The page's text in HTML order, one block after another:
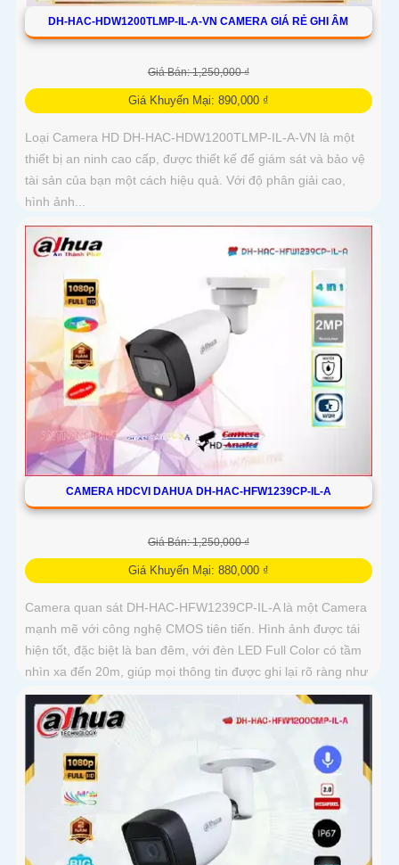
DH-HAC-HDW1200TLMP-IL-A-VN CAMERA GIÁ RẺ GHI ÂM
Giá Bán: 1,250,000 ₫
Giá Khuyến Mại: 890,000 ₫
Loại Camera HD DH-HAC-HDW1200TLMP-IL-A-VN là một
thiết bị an ninh cao cấp, được thiết kế để giám sát và bảo vệ
tài sản của bạn một cách hiệu quả. Với độ phân giải cao,
hình ảnh...
CAMERA HDCVI DAHUA DH-HAC-HFW1239CP-IL-A
Giá Bán: 1,250,000 ₫
Giá Khuyến Mại: 880,000 ₫
Camera quan sát DH-HAC-HFW1239CP-IL-A là một Camera
mạnh mẽ với công nghệ CMOS tiên tiến. Hình ảnh được tái
hiện tốt, đặc biệt là ban đêm, với đèn LED Full Color có tầm
nhìn xa đến 20m, giúp mọi thông tin được ghi lại rõ ràng như
ban ngày